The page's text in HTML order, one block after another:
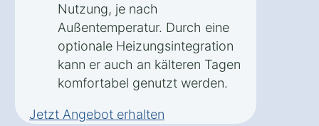
Nutzung, je nach
Außentemperatur. Durch eine
optionale Heizungsintegration
kann er auch an kälteren Tagen
komfortabel genutzt werden.
Jetzt Angebot erhalten